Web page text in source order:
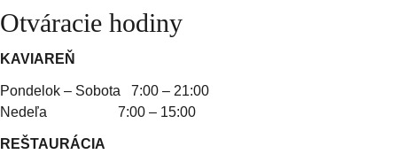
Otváracie hodiny
KAVIAREŇ
Pondelok – Sobota 7:00 – 21:00
Nedeľa 7:00 – 15:00
REŠTAURÁCIA